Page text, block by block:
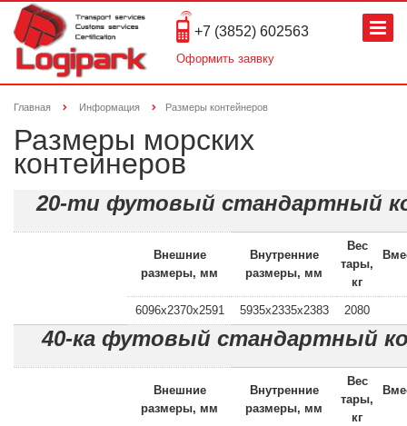
+7 (3852) 602563
Оформить заявку
Главная Информация Размеры контейнеров
Размеры морских
контейнеров
20-ти футовый стандартный
Внешние
размеры, мм
Внутренние
размеры, мм
Вес
тары,
кг
6096x2370x2591 5935x2335x2383 2080
40-ка футовый стандартный
Внешние
размеры, мм
Внутренние
размеры, мм
Вес
тары,
кг